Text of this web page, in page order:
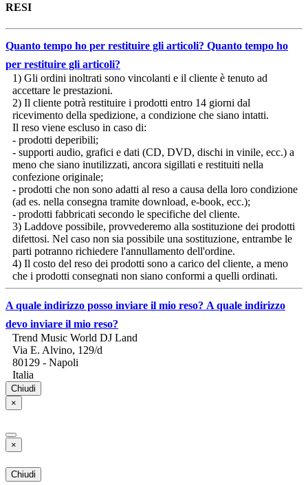
RESI
Quanto tempo ho per restituire gli articoli? Quanto tempo ho
per restituire gli articoli?
1) Gli ordini inoltrati sono vincolanti e il cliente è tenuto ad
accettare le prestazioni.
2) Il cliente potrà restituire i prodotti entro 14 giorni dal
ricevimento della spedizione, a condizione che siano intatti.
Il reso viene escluso in caso di:
- prodotti deperibili;
- supporti audio, grafici e dati (CD, DVD, dischi in vinile, ecc.) a
meno che siano inutilizzati, ancora sigillati e restituiti nella
confezione originale;
- prodotti che non sono adatti al reso a causa della loro condizione
(ad es. nella consegna tramite download, e-book, ecc.);
- prodotti fabbricati secondo le specifiche del cliente.
3) Laddove possibile, provvederemo alla sostituzione dei prodotti
difettosi. Nel caso non sia possibile una sostituzione, entrambe le
parti potranno richiedere l'annullamento dell'ordine.
4) Il costo del reso dei prodotti sono a carico del cliente, a meno
che i prodotti consegnati non siano conformi a quelli ordinati.
A quale indirizzo posso inviare il mio reso? A quale indirizzo
devo inviare il mio reso?
Trend Music World DJ Land
Via E. Alvino, 129/d
80129 - Napoli
Italia
Chiudi
×
×
Chiudi